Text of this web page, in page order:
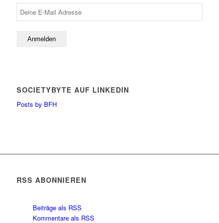
SOCIETYBYTE AUF LINKEDIN
Posts by BFH
RSS ABONNIEREN
Beiträge als RSS
Kommentare als RSS